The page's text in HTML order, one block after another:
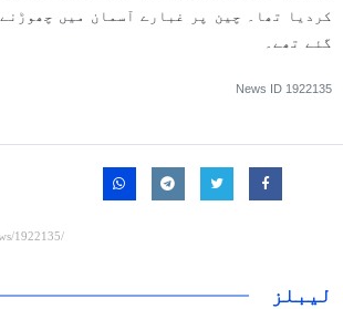
کردیا تھا۔ چین پر غبارے آسمان میں
گئے تھے۔
News ID 1922135
لیبلز